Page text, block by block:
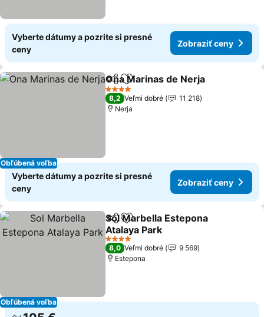
Vyberte dátumy a pozrite si presné
ceny
Zobraziť ceny
Obľúbená voľba
ZdieľaťPridať do obľúbených
Ona Marinas de Nerja
4 Počet hviezdičiek
8,2 Veľmi dobré
11 218
Nerja
Vyberte dátumy a pozrite si presné
ceny
Zobraziť ceny
Obľúbená voľba
ZdieľaťPridať do obľúbených
Sol Marbella Estepona
Atalaya Park
4 Počet hviezdičiek
8,0 Veľmi dobré
9 569
Estepona